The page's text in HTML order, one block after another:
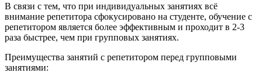
В связи с тем, что при индивидуальных занятиях всё
внимание репетитора сфокусировано на студенте, обучение с
репетитором является более эффективным и проходит в 2-3
раза быстрее, чем при групповых занятиях.
Преимущества занятий с репетитором перед групповыми
занятиями: